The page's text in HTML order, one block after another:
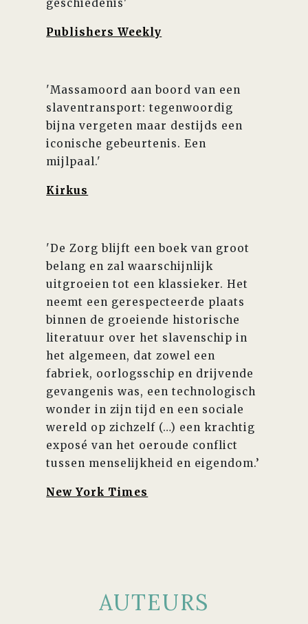
geschiedenis'
Publishers Weekly
'Massamoord aan boord van een
slaventransport: tegenwoordig
bijna vergeten maar destijds een
iconische gebeurtenis. Een
mijlpaal.'
Kirkus
'De Zorg blijft een boek van groot
belang en zal waarschijnlijk
uitgroeien tot een klassieker. Het
neemt een gerespecteerde plaats
binnen de groeiende historische
literatuur over het slavenschip in
het algemeen, dat zowel een
fabriek, oorlogsschip en drijvende
gevangenis was, een technologisch
wonder in zijn tijd en een sociale
wereld op zichzelf (…) een krachtig
exposé van het oeroude conflict
tussen menselijkheid en eigendom.’
New York Times
AUTEURS